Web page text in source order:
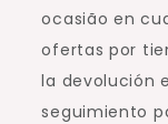
ocasião en
ofertas por
la devolución
seguimiento